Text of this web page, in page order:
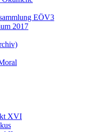
EÖV3
2017
XVI